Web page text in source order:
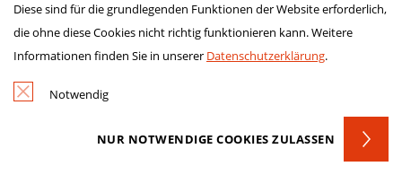
Kontakt
Diese sind für die grundlegenden Funktionen der Website erforderlich,
die ohne diese Cookies nicht richtig funktionieren kann. Weitere
Informationen finden Sie in unserer Datenschutzerklärung.
Notwendig
NUR NOTWENDIGE COOKIES ZULASSEN